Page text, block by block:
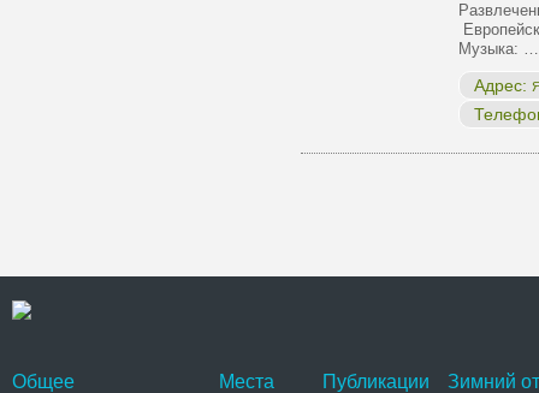
Музыка: …
Адрес:
Общее Места Публикации Зимний